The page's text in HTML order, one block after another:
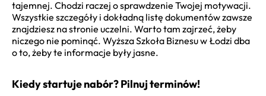
tajemnej. Chodzi raczej o sprawdzenie Twojej motywacji.
Wszystkie szczegóły i dokładną listę dokumentów zawsze
znajdziesz na stronie uczelni. Warto tam zajrzeć, żeby
niczego nie pominąć. Wyższa Szkoła Biznesu w Łodzi dba
o to, żeby te informacje były jasne.
Kiedy startuje nabór? Pilnuj terminów!